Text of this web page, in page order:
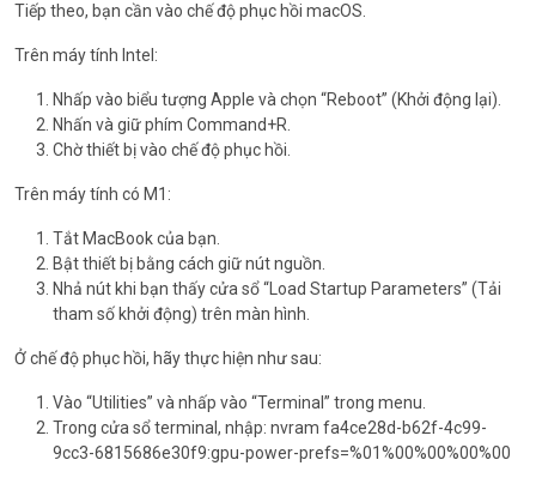
Tiếp theo, bạn cần vào chế độ phục hồi macOS.
Trên máy tính Intel:
Nhấp vào biểu tượng Apple và chọn “Reboot” (Khởi động lại).
Nhấn và giữ phím Command+R.
Chờ thiết bị vào chế độ phục hồi.
Trên máy tính có M1:
Tắt MacBook của bạn.
Bật thiết bị bằng cách giữ nút nguồn.
Nhả nút khi bạn thấy cửa sổ “Load Startup Parameters” (Tải
tham số khởi động) trên màn hình.
Ở chế độ phục hồi, hãy thực hiện như sau:
Vào “Utilities” và nhấp vào “Terminal” trong menu.
Trong cửa sổ terminal, nhập: nvram fa4ce28d-b62f-4c99-
9cc3-6815686e30f9:gpu-power-prefs=%01%00%00%00%00